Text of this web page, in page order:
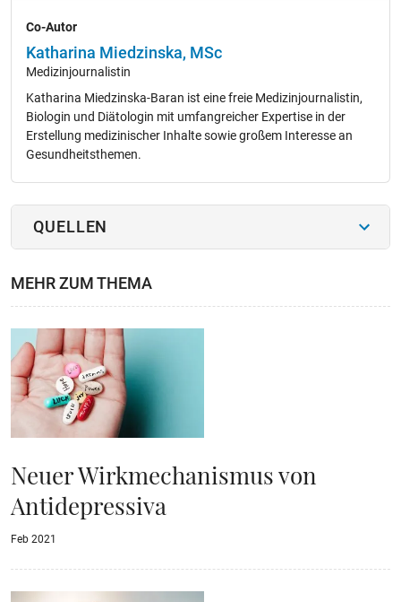
Co-Autor
Katharina Miedzinska, MSc
Medizinjournalistin
Katharina Miedzinska-Baran ist eine freie Medizinjournalistin,
Biologin und Diätologin mit umfangreicher Expertise in der
Erstellung medizinischer Inhalte sowie großem Interesse an
Gesundheitsthemen.
QUELLEN
MEHR ZUM THEMA
Neuer Wirkmechanismus von
Antidepressiva
Feb 2021